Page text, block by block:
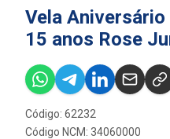
Vela
15 anos Rose
Código: 62232
Código NCM: 34060000